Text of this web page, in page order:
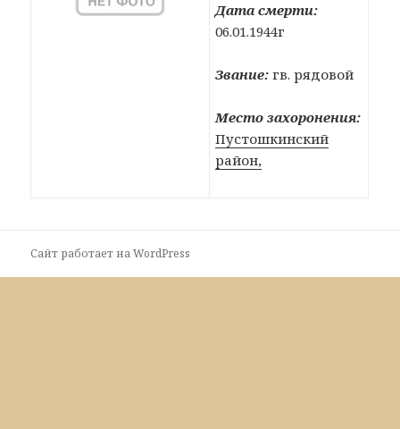
Дата смерти:
06.01.1944г
Звание: гв. рядовой
Место захоронения:
Пустошкинский
район,
Сайт работает на WordPress